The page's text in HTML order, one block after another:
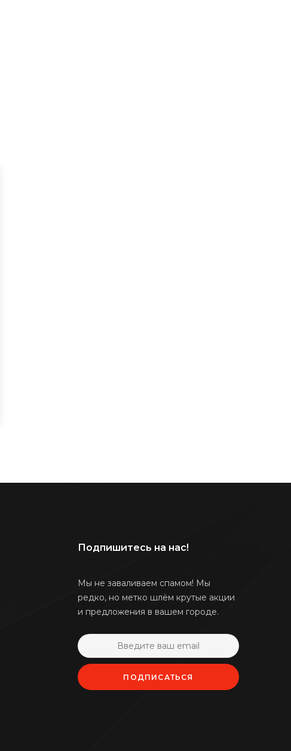
Подпишитесь на нас!
Мы не заваливаем спамом! Мы
редко, но метко шлём крутые акции
и предложения в вашем городе.
ПОДПИСАТЬСЯ